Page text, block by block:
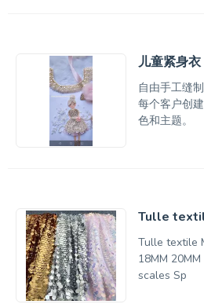
儿童紧身衣
自由手工缝
每个客户创
色和主题。
Tulle
Tulle textile
18MM
scales Sp